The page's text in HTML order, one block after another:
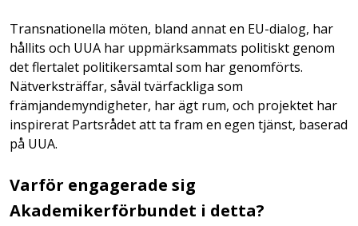
Transnationella möten, bland annat en EU-dialog, har
hållits och UUA har uppmärksammats politiskt genom
det flertalet politikersamtal som har genomförts.
Nätverksträffar, såväl tvärfackliga som
främjandemyndigheter, har ägt rum, och projektet har
inspirerat Partsrådet att ta fram en egen tjänst, baserad
på UUA.
Varför engagerade sig
Akademikerförbundet i detta?